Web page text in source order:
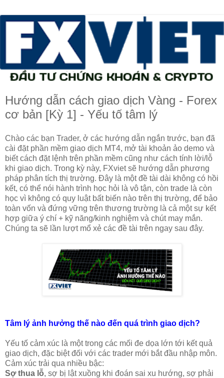
Hướng dẫn cách giao dịch Vàng - Forex
cơ bản [Kỳ 1] - Yếu tố tâm lý
Chào các bạn Trader, ở các hướng dẫn ngắn trước, bạn đã
cài đặt phần mềm giao dịch MT4, mở tài khoản ảo demo và
biết cách đặt lệnh trên phần mềm cũng như cách tính lời/lỗ
khi giao dịch. Trong kỳ này, FXviet sẽ hướng dẫn phương
pháp phân tích thị trường. Đây là một đề tài dài không có hồi
kết, có thể nói hành trình học hỏi là vô tận, còn trade là còn
học vì không có quy luật bất biến nào trên thị trường, để bảo
toàn vốn và đứng vững trên thương trường là cả một sự kết
hợp giữa ý chí + kỹ năng/kinh nghiệm và chút may mắn.
Chúng ta sẽ lần lượt mổ xẻ các đề tài trên ngay sau đây.
Tâm lý ảnh hưởng thế nào đến quá trình giao dịch?
Yếu tố cảm xúc là một trong các mối đe dọa lớn tới kết quả
giao dịch, đặc biệt đối với các trader mới bắt đầu nhập môn.
Cảm xúc trải qua nhiều bậc:
Sợ thua lỗ, sợ bị lật xuồng khi đoán sai xu hướng, sợ phải